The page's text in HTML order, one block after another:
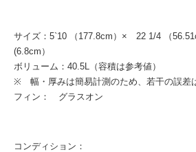
サイズ：5`10 （177.8cm）× 22 1/4 （
(6.8cm）
ボリューム：40.5L（容積は参考値）
※ 幅・厚みは簡易計測のため、若干の誤差
フィン： グラスオン
コンディション：